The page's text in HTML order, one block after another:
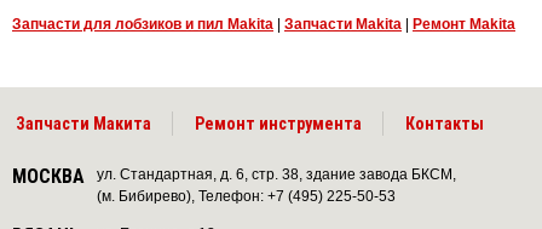
Запчасти для лобзиков и пил Makita Запчасти Makita Ремонт Makita
Запчасти Макита Ремонт инструмента Контакты
МОСКВА
ул. Стандартная, д. 6, стр. 38, здание завода БКСМ,
(м. Бибирево), Телефон: +7 (495) 225-50-53